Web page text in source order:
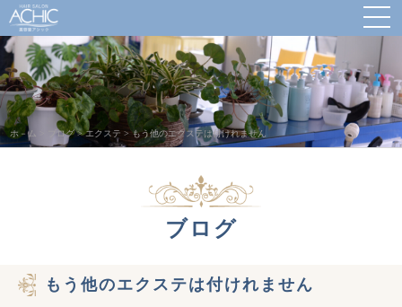
ホ－ム ブログ>エクステ >もう他のエクステは付けれません
ブログ
もう他のエクステは付けれません